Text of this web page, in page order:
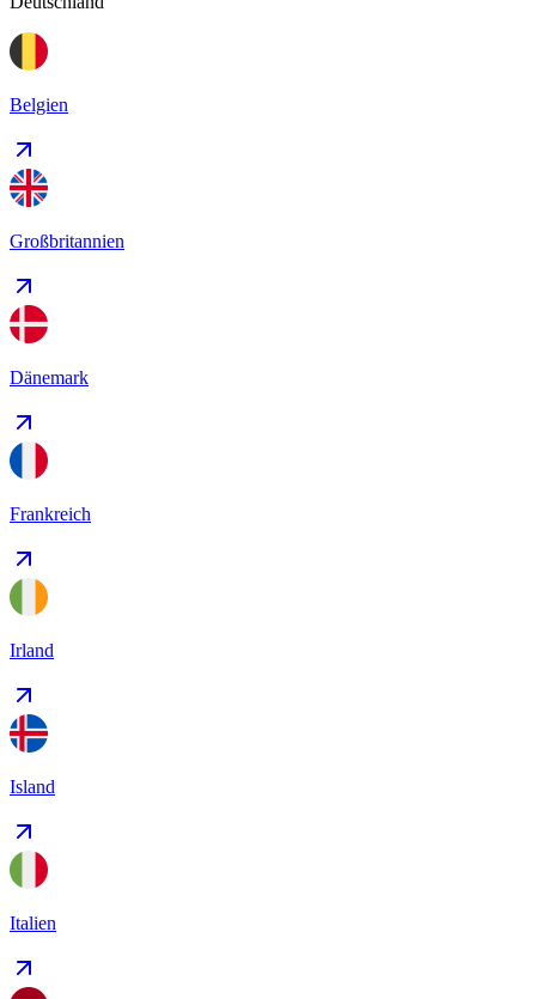
Belgien
Großbritannien
Dänemark
Frankreich
Irland
Island
Italien